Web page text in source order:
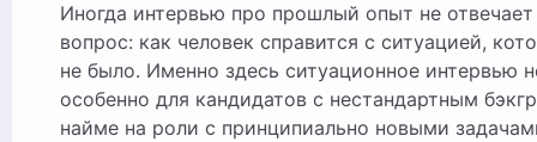
Иногда интервью про прошлый опыт не отвечает
вопрос: как человек справится с ситуацией,
не было. Именно здесь ситуационное интервью
особенно для кандидатов с нестандартным
найме на роли с принципиально новыми